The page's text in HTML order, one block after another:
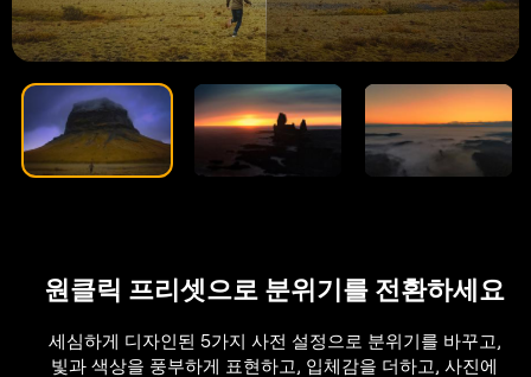
원클릭 프리셋으로 분위기를 전환하세요
세심하게 디자인된 5가지 사전 설정으로 분위기를 바꾸고,
빛과 색상을 풍부하게 표현하고, 입체감을 더하고, 사진에